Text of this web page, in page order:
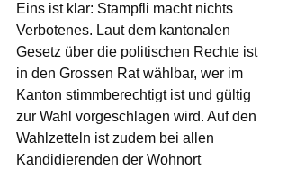
Eins ist klar: Stampfli macht nichts
Verbotenes. Laut dem kantonalen
Gesetz über die politischen Rechte ist
in den Grossen Rat wählbar, wer im
Kanton stimmberechtigt ist und gültig
zur Wahl vorgeschlagen wird. Auf den
Wahlzetteln ist zudem bei allen
Kandidierenden der Wohnort